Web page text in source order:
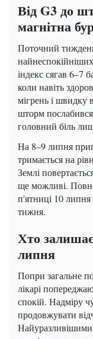
Від G3 до
магнітна
Поточний
індекс сягав 6–7
коли навіть
мігрень і швидку
шторм
головний біль
На 8–9 липня
тримається на
Землі
ще можливі.
п'ятниці 10
тижня.
Хто
липня
Попри загальне
лікарі
спокій. Надміру
продовжувати
Найуразливішими